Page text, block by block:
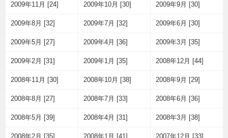
2009年11月 [24] 2009年10月 [30] 2009年9月 [30]
2009年8月 [32] 2009年7月 [32] 2009年6月 [30]
2009年5月 [27] 2009年4月 [36] 2009年3月 [35]
2009年2月 [31] 2009年1月 [35] 2008年12月 [44]
2008年11月 [30] 2008年10月 [38] 2008年9月 [29]
2008年8月 [27] 2008年7月 [33] 2008年6月 [36]
2008年5月 [39] 2008年4月 [31] 2008年3月 [38]
2008年2月 [35] 2008年1月 [41] 2007年12月 [33]